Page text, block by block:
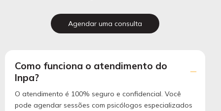
Como funciona o atendimento do
Inpa?
O atendimento é 100% seguro e confidencial. Você
pode agendar sessões com psicólogos especializados
Agendar uma consulta